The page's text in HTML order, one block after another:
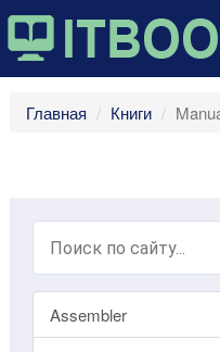
Главная Книги
Assembler